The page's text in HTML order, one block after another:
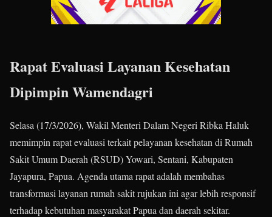
Rapat Evaluasi Layanan Kesehatan
Dipimpin Wamendagri
Selasa (17/3/2026), Wakil Menteri Dalam Negeri Ribka Haluk
memimpin rapat evaluasi terkait pelayanan kesehatan di Rumah
Sakit Umum Daerah (RSUD) Yowari, Sentani, Kabupaten
Jayapura, Papua. Agenda utama rapat adalah membahas
transformasi layanan rumah sakit rujukan ini agar lebih responsif
terhadap kebutuhan masyarakat Papua dan daerah sekitar.